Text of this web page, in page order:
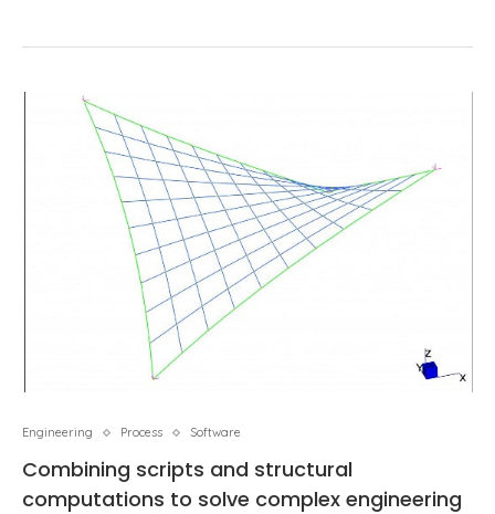
Engineering Process Software
Combining scripts and structural
computations to solve complex engineering